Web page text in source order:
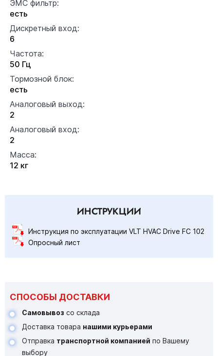
ЭМС фильтр:
есть
Дискретный вход:
6
Частота:
50 Гц
Тормозной блок:
есть
Аналоговый выход:
2
Аналоговый вход:
2
Масса:
12 кг
ИНСТРУКЦИИ
Инструкция по эксплуатации VLT HVAC Drive FC 102
Опросный лист
СПОСОБЫ ДОСТАВКИ
Самовывоз со склада
Доставка товара нашими курьерами
Отправка транспортной компанией по Вашему
выбору